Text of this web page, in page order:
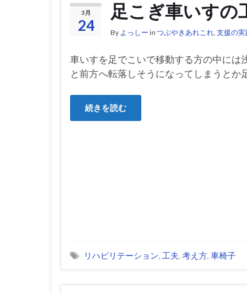
3月
24
足こぎ車いすの
By よっしー in つぶやきあれこれ, 支援の実
車いすを足でこいで移動する方の中には
と前方へ転落しそうになってしまうとか
続きを読む
リハビリテーション, 工夫, 考え方, 車椅子